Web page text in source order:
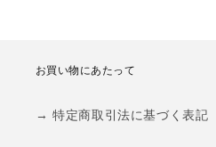
お買い物にあたって
→ 特定商取引法に基づく表記